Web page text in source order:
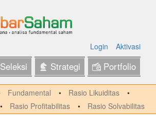
Login Aktivasi
Seleksi Strategi Portfolio
Fundamental
Rasio Likuiditas
Rasio Profitabilitas Rasio Solvabilitas